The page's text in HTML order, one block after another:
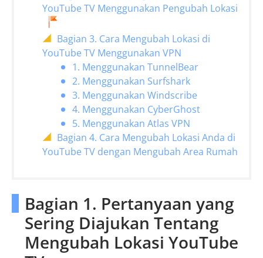
YouTube TV Menggunakan Pengubah Lokasi
Bagian 3. Cara Mengubah Lokasi di
YouTube TV Menggunakan VPN
1. Menggunakan TunnelBear
2. Menggunakan Surfshark
3. Menggunakan Windscribe
4. Menggunakan CyberGhost
5. Menggunakan Atlas VPN
Bagian 4. Cara Mengubah Lokasi Anda di
YouTube TV dengan Mengubah Area Rumah
Bagian 1. Pertanyaan yang
Sering Diajukan Tentang
Mengubah Lokasi YouTube